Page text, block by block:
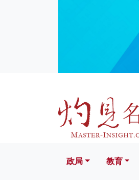
文化
政局 教育